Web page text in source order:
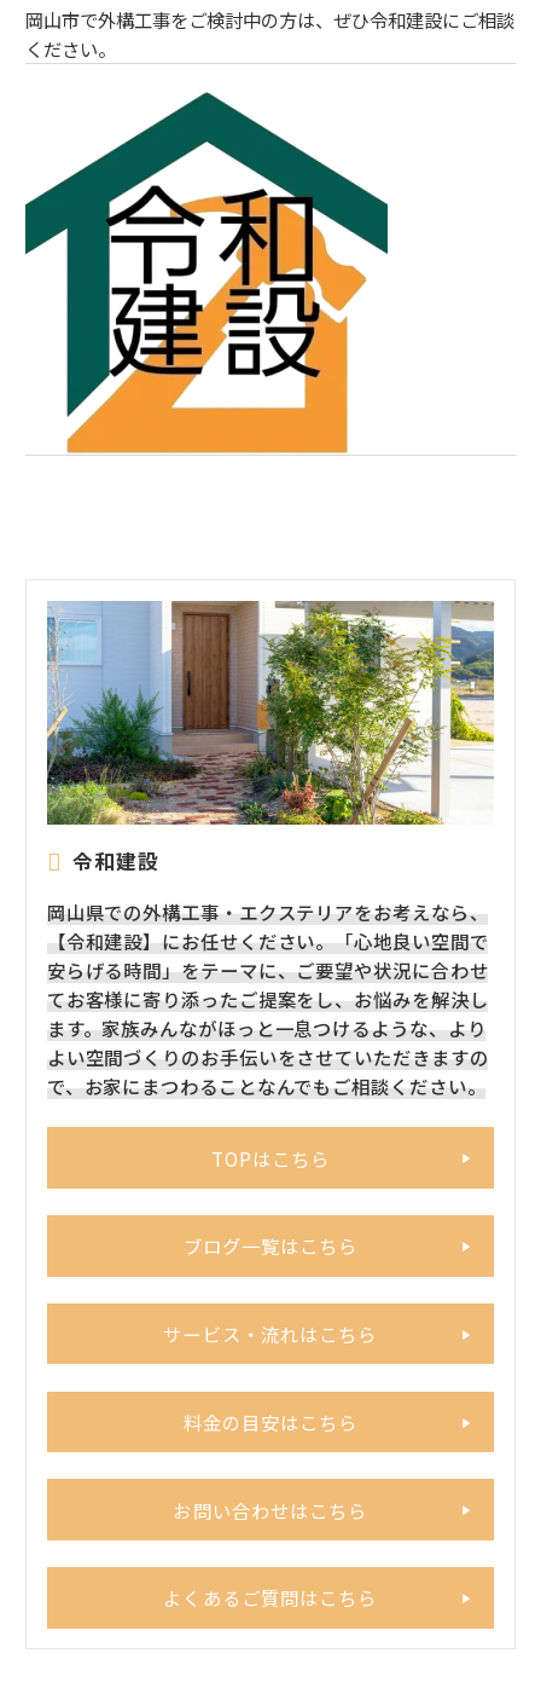
岡山市で外構工事をご検討中の方は、ぜひ令和建設にご相談
ください。
令和建設
岡山県での外構工事・エクステリアをお考えなら、
【令和建設】にお任せください。「心地良い空間で
安らげる時間」をテーマに、ご要望や状況に合わせ
てお客様に寄り添ったご提案をし、お悩みを解決し
ます。家族みんながほっと一息つけるような、より
よい空間づくりのお手伝いをさせていただきますの
で、お家にまつわることなんでもご相談ください。
TOPはこちら
ブログ一覧はこちら
サービス・流れはこちら
料金の目安はこちら
お問い合わせはこちら
よくあるご質問はこちら